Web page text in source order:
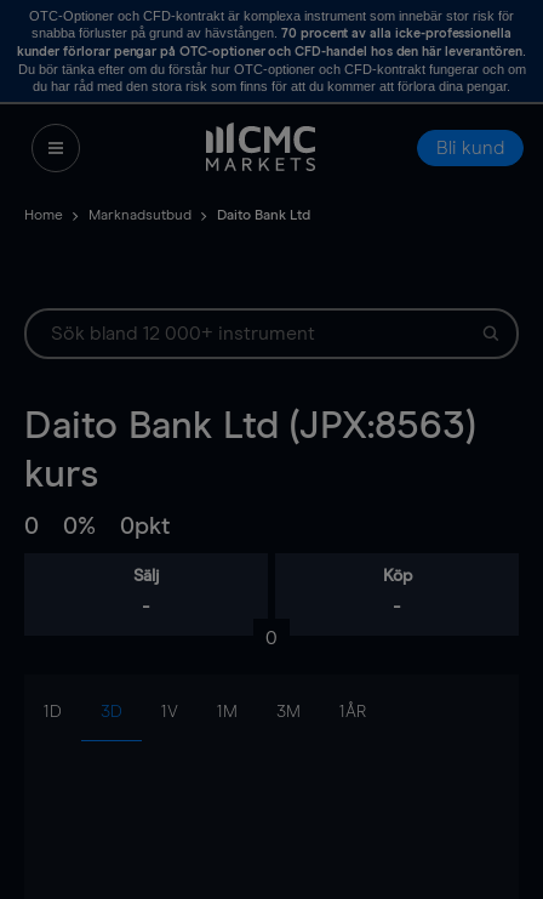
OTC-Optioner och CFD-kontrakt är komplexa instrument som innebär stor risk för
snabba förluster på grund av hävstången. 70 procent av alla icke-professionella
kunder förlorar pengar på OTC-optioner och CFD-handel hos den här leverantören.
Du bör tänka efter om du förstår hur OTC-optioner och CFD-kontrakt fungerar och om
du har råd med den stora risk som finns för att du kommer att förlora dina pengar.
Bli kund
Home Marknadsutbud Daito Bank Ltd
Daito Bank Ltd (JPX:8563)
kurs
0 0% 0pkt
Sälj
-
Köp
-
0
1D 3D 1V 1M 3M 1ÅR